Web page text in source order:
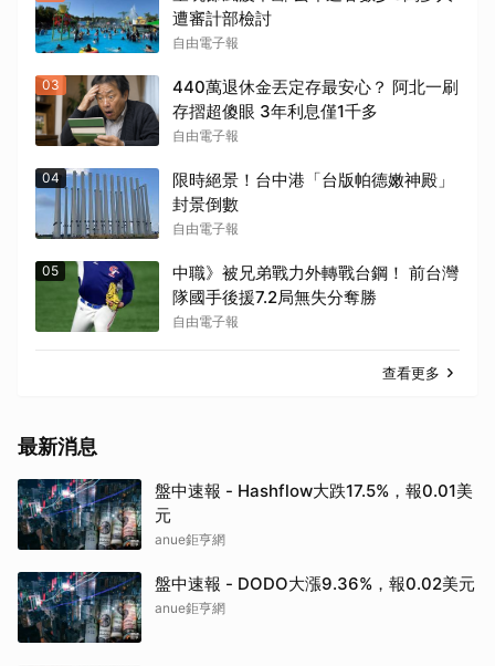
遭審計部檢討
自由電子報
03
440萬退休金丟定存最安心？ 阿北一刷
存摺超傻眼 3年利息僅1千多
自由電子報
04
限時絕景！台中港「台版帕德嫩神殿」
封景倒數
自由電子報
05
中職》被兄弟戰力外轉戰台鋼！ 前台灣
隊國手後援7.2局無失分奪勝
自由電子報
查看更多
最新消息
盤中速報 - Hashflow大跌17.5%，報0.01美
元
anue鉅亨網
盤中速報 - DODO大漲9.36%，報0.02美元
anue鉅亨網